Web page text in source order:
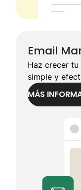
Email
Haz crecer
simple y
MÁS